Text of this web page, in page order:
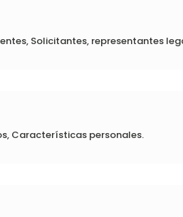
Solicitantes, representantes
Características personales.